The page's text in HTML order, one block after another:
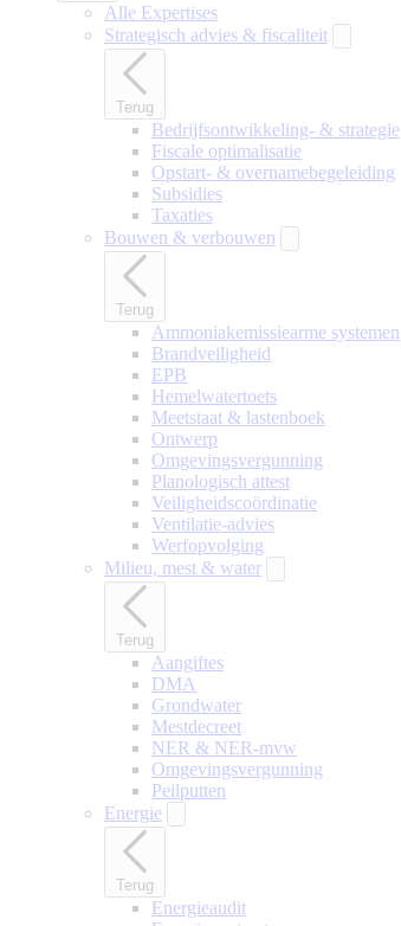
Alle Expertises
Strategisch advies & fiscaliteit
Terug
Bedrijfsontwikkeling- & strategie
Fiscale optimalisatie
Opstart- & overnamebegeleiding
Subsidies
Taxaties
Bouwen & verbouwen
Terug
Ammoniakemissiearme systemen
Brandveiligheid
EPB
Hemelwatertoets
Meetstaat & lastenboek
Ontwerp
Omgevingsvergunning
Planologisch attest
Veiligheidscoördinatie
Ventilatie-advies
Werfopvolging
Milieu, mest & water
Terug
Aangiftes
DMA
Grondwater
Mestdecreet
NER & NER-mvw
Omgevingsvergunning
Peilputten
Energie
Terug
Energieaudit